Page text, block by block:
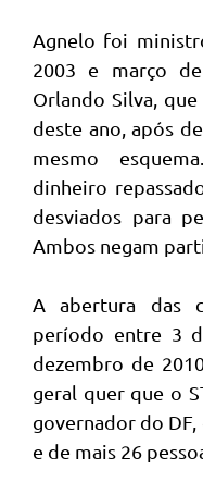
Agnelo foi
2003 e março
Orlando Silva,
deste ano, após
mesmo
dinheiro
desviados para
Ambos negam
A abertura das
período entre 3
dezembro de
geral quer que o
governador do
e de mais 26